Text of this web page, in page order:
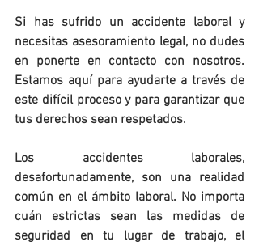
Si has sufrido un accidente laboral y
necesitas asesoramiento legal, no dudes
en ponerte en contacto con nosotros.
Estamos aquí para ayudarte a través de
este difícil proceso y para garantizar que
tus derechos sean respetados.
Los accidentes laborales,
desafortunadamente, son una realidad
común en el ámbito laboral. No importa
cuán estrictas sean las medidas de
seguridad en tu lugar de trabajo, el